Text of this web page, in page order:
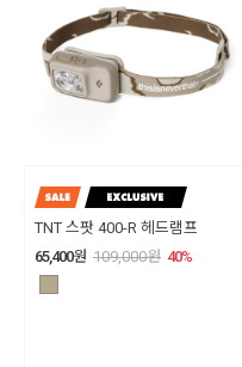
TNT 스팟 400-R 헤드램프
65,400원 109,000원 40%